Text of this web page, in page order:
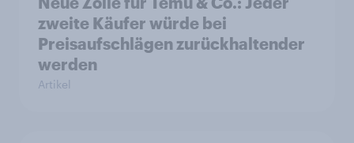
zweite Käufer würde bei
Preisaufschlägen zurückhaltender
werden
Artikel